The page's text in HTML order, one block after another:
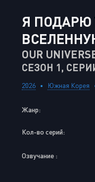
Я ПОДАРЮ
OUR
СЕЗОН 1,
2026 Южная Корея
Жанр:
Кол-во серий:
Озвучание :